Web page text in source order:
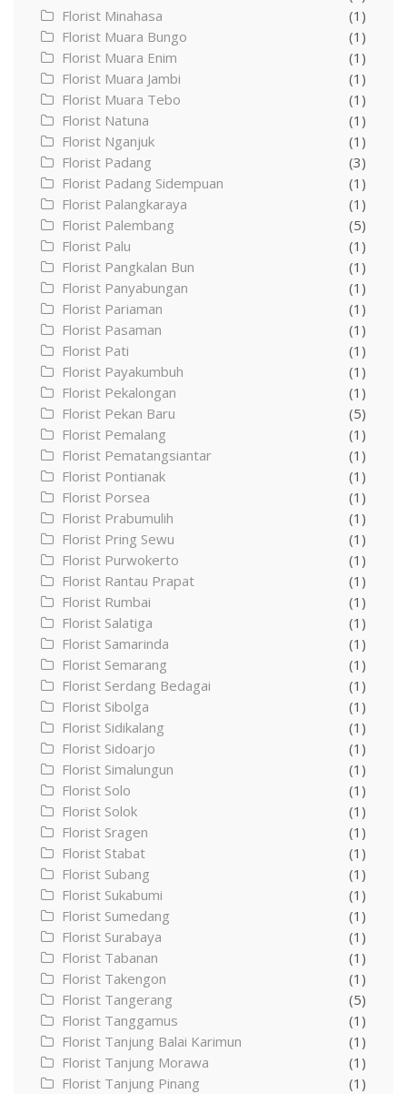
Florist Minahasa
(1)
Florist Muara Bungo
(1)
Florist Muara Enim
(1)
Florist Muara Jambi
(1)
Florist Muara Tebo
(1)
Florist Natuna
(1)
Florist Nganjuk
(1)
Florist Padang
(3)
Florist Padang Sidempuan
(1)
Florist Palangkaraya
(1)
Florist Palembang
(5)
Florist Palu
(1)
Florist Pangkalan Bun
(1)
Florist Panyabungan
(1)
Florist Pariaman
(1)
Florist Pasaman
(1)
Florist Pati
(1)
Florist Payakumbuh
(1)
Florist Pekalongan
(1)
Florist Pekan Baru
(5)
Florist Pemalang
(1)
Florist Pematangsiantar
(1)
Florist Pontianak
(1)
Florist Porsea
(1)
Florist Prabumulih
(1)
Florist Pring Sewu
(1)
Florist Purwokerto
(1)
Florist Rantau Prapat
(1)
Florist Rumbai
(1)
Florist Salatiga
(1)
Florist Samarinda
(1)
Florist Semarang
(1)
Florist Serdang Bedagai
(1)
Florist Sibolga
(1)
Florist Sidikalang
(1)
Florist Sidoarjo
(1)
Florist Simalungun
(1)
Florist Solo
(1)
Florist Solok
(1)
Florist Sragen
(1)
Florist Stabat
(1)
Florist Subang
(1)
Florist Sukabumi
(1)
Florist Sumedang
(1)
Florist Surabaya
(1)
Florist Tabanan
(1)
Florist Takengon
(1)
Florist Tangerang
(5)
Florist Tanggamus
(1)
Florist Tanjung Balai Karimun
(1)
Florist Tanjung Morawa
(1)
Florist Tanjung Pinang
(1)